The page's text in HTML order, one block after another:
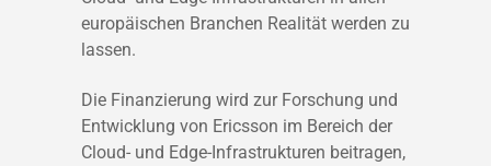
europäischen Branchen Realität werden zu
lassen.
Die Finanzierung wird zur Forschung und
Entwicklung von Ericsson im Bereich der
Cloud- und Edge-Infrastrukturen beitragen,